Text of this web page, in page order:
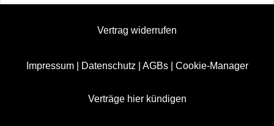
Vertrag widerrufen
Impressum| Datenschutz AGBs| Cookie-Manager
Verträge hier kündigen